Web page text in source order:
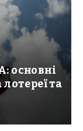
основні
та